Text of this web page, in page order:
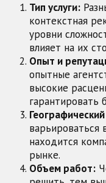
Тип услуги:
контекстная
уровни
влияет на их
Опыт и
опытные
высокие
гарантировать
варьироваться
находится
рынке.
Объем работ: